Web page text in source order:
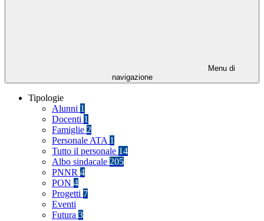
Menu di
navigazione
Tipologie
Alunni 1
Docenti 1
Famiglie 2
Personale ATA 1
Tutto il personale 14
Albo sindacale 205
PNNR 4
PON 4
Progetti 7
Eventi
Futura 3